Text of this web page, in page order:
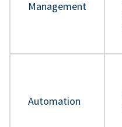
Management
Automation